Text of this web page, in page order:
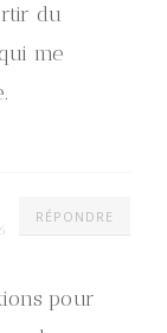
du
me
RÉPONDRE
pour